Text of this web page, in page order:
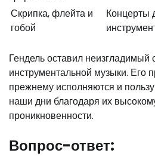
Скрипка, флейта и
гобой
Концерты
Гендель оставил неизгладимый
инструментальной музыки. Его
прежнему исполняются и
наши дни благодаря их
проникновенности.
Вопрос-ответ: